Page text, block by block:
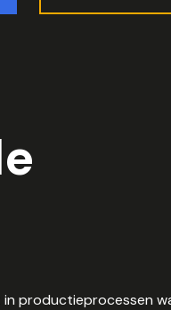
productieprocessen